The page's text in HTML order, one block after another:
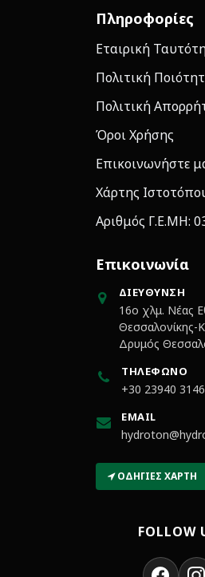
Πληροφορίες
Εταιρική
Πολιτική
Πολιτική
Όροι Χρήσης
Επικοινωνήστε
Χάρτης
Αριθμός Γ.Ε.ΜΗ:
Επικοινωνία
ΔΙΕΎΘΥΝΣΗ
16ο χλμ. Νέας
Θεσσαλονίκης-
Δρυμός
ΤΗΛΈΦΩΝΟ
+30 23940
EMAIL
ΟΔΗΓΊΕΣ ΧΆΡΤΗ
FOLLOW